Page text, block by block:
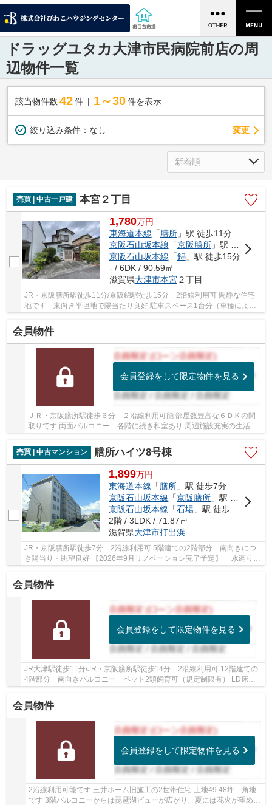
ドラッグユタカ大津市民病院前店の周
辺物件一覧
該当物件数 42件 1～30 件を表示
絞り込み条件： なし 変更
売買 | 中古一戸建 本宮２丁目
1,780万円
東海道本線 「膳所」駅 徒歩11分
京阪石山坂本線 「京阪膳所」駅 徒歩11分
京阪石山坂本線 「錦」駅 徒歩15分
- / 6DK / 90.59㎡
滋賀県大津市本宮２丁目
JR・京阪膳所駅徒歩11分/京阪錦駅徒歩15分 2沿線利用可 閑静な住宅
地です 東向き平坦地で陽当たり良好 駐車スペース1台分（車種によ
る） 全居室収納付き スーパー・コンビニ・ドラ...
会員物件
会員登録をして限定物件を見る
ＪＲ・京阪膳所駅徒歩６分 ２沿線利用可能 部屋数豊富な６ＤＫの間
取りです 両面バルコニー 各階に続き和室あり 周辺施設充実の生活便
売買 | 中古マンション
膳所ハイツ8号棟
1,899万円
東海道本線 「膳所 」駅 徒歩7分
京阪石山坂本線 「京阪膳所 」駅 徒歩7分
京阪石山坂本線 「石場 」駅 徒歩10分
2階 / 3LDK / 71.87㎡
滋賀県大津市打出浜
JR・京阪膳所駅徒歩7分 2沿線利用可 5階建ての2階部分 南向きにつ
き陽当り・眺望良好 【2026年9月リノベーション完了予定】 水廻り交
会員物件
会員登録をして限定物件を見る
JR大津駅徒歩11分/JR・京阪膳所駅徒歩14分 2沿線利用可 12階建ての
4階部分 南向きバルコニー ペット2頭飼育可（規定制限有） LD床暖
房・食洗乾燥機・浴室乾燥機・スロップシンクな...
会員物件
会員登録をして限定物件を見る
2沿線利用可能です 三井ホーム旧施工の2世帯住宅 土地49.48坪 角地
です 3階バルコニーからは琵琶湖ビューが広がり、夏には花火が望めま